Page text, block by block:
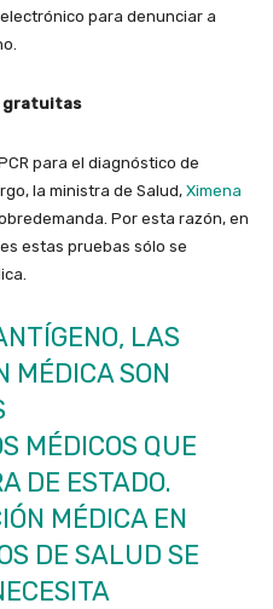
para denunciar a
gratuitas
para el diagnóstico de
la ministra de Salud, Ximena
Por esta razón, en
estas pruebas sólo se
LAS
MÉDICA SON
MÉDICOS QUE
DE ESTADO.
MÉDICA EN
DE SALUD SE